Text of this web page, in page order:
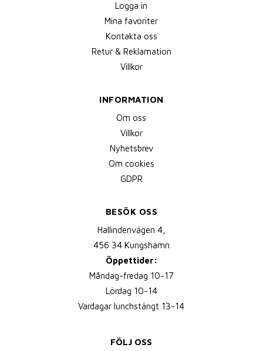
Logga in
Mina favoriter
Kontakta oss
Retur & Reklamation
Villkor
INFORMATION
Om oss
Villkor
Nyhetsbrev
Om cookies
GDPR
BESÖK OSS
Hallindenvägen 4,
456 34 Kungshamn
Öppettider:
Måndag-fredag 10-17
Lördag 10-14
Vardagar lunchstängt 13-14
FÖLJ OSS